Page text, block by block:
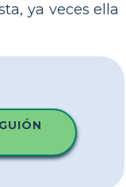
ya veces ella